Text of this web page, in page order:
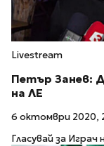
Livestream
Петър Занев:
на ЛЕ
6 октомври 2020,
Гласувай за